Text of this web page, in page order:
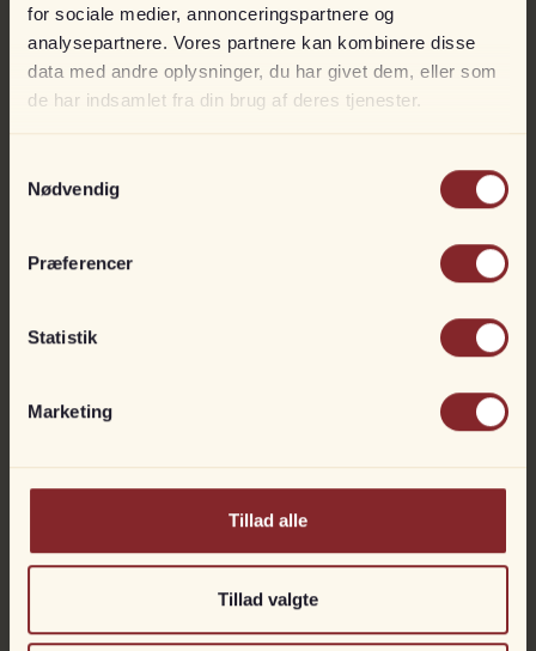
for sociale medier, annonceringspartnere og
analysepartnere. Vores partnere kan kombinere disse
data med andre oplysninger, du har givet dem, eller som
de har indsamlet fra din brug af deres tjenester.
Nødvendig
Præferencer
Statistik
Marketing
Tillad alle
Tillad valgte
Navn